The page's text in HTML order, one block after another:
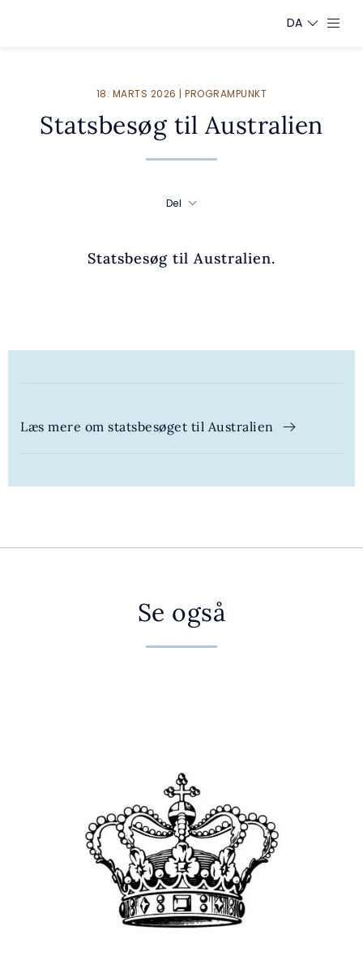
DA
18. MARTS 2026 | PROGRAMPUNKT
Statsbesøg til Australien
Del
Statsbesøg til Australien.
Læs mere om statsbesøget til Australien
Se også